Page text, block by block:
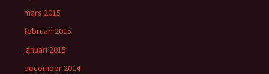
mars 2015
februari 2015
januari 2015
december 2014